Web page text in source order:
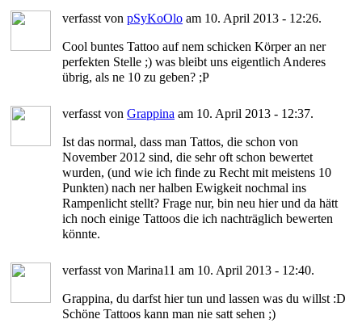
verfasst von pSyKoOlo am 10. April 2013 - 12:26.
Cool buntes Tattoo auf nem schicken Körper an ner
perfekten Stelle ;) was bleibt uns eigentlich Anderes
übrig, als ne 10 zu geben? ;P
verfasst von Grappina am 10. April 2013 - 12:37.
Ist das normal, dass man Tattos, die schon von
November 2012 sind, die sehr oft schon bewertet
wurden, (und wie ich finde zu Recht mit meistens 10
Punkten) nach ner halben Ewigkeit nochmal ins
Rampenlicht stellt? Frage nur, bin neu hier und da hätt
ich noch einige Tattoos die ich nachträglich bewerten
könnte.
verfasst von Marina11 am 10. April 2013 - 12:40.
Grappina, du darfst hier tun und lassen was du willst :D
Schöne Tattoos kann man nie satt sehen ;)